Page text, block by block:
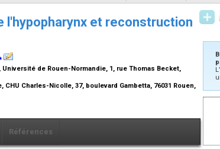
l'hypopharynx et reconstruction
de Rouen-Normandie, 1, rue Thomas Becket,
Charles-Nicolle, 37, boulevard Gambetta, 76031 Rouen,
Références